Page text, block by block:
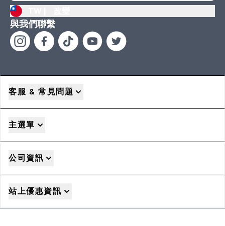
與我們聯繫
客服 & 常見問題
主選單
公司資訊
站上優惠資訊